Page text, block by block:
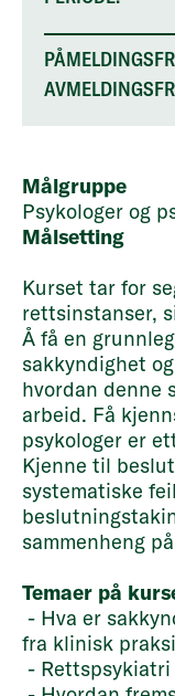
Målgruppe
Psykologer og
Målsetting
Kurset tar for
rettsinstanser,
Å få en
sakkyndighet
hvordan denne
arbeid. Få
psykologer er
Kjenne til
systematiske
sammenheng
Temaer på
- Hva er
fra klinisk
-